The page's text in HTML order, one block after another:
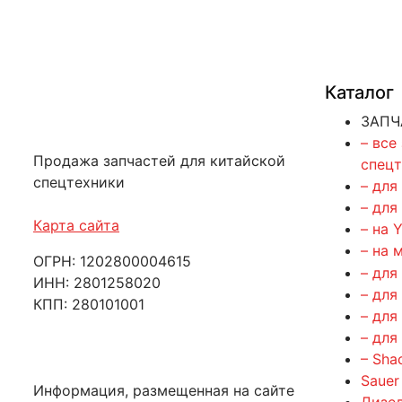
Продажа запчастей для китайской
спецтехники
Карта сайта
ОГРН: 1202800004615
ИНН: 2801258020
КПП: 280101001
Информация, размещенная на сайте
Каталог
– все
– для
–
– на
– на
–
–
– для
–
–